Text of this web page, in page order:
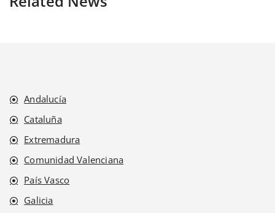
Andalucía
Cataluña
Extremadura
Comunidad Valenciana
País Vasco
Galicia